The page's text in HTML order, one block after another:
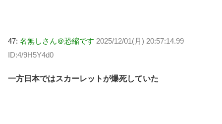
47: 名無しさん＠恐縮です 2025/12/01(月) 20:57:14.99
ID:4/9H5Y4d0
一方日本ではスカーレットが爆死していた